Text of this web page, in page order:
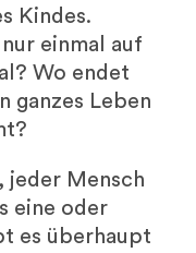
Kindes.
einmal auf
Wo endet
ganzes Leben
jeder Mensch
eine oder
es überhaupt